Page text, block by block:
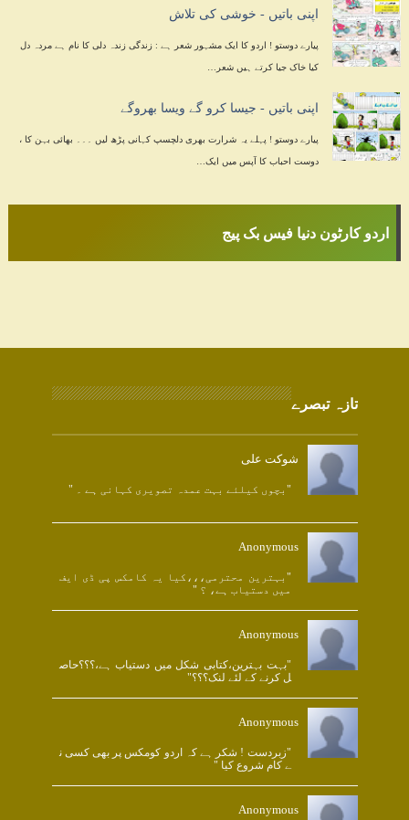
اپنی باتیں - خوشی کی تلاش
پیارے دوستو ! اردو کا ایک مشہور شعر ہے : زندگی زندہ دلی کا نام ہے مردہ دل
کیا خاک جیا کرتے ہیں شعر…
اپنی باتیں - جیسا کرو گے ویسا بھروگے
پیارے دوستو ! پہلے یہ شرارت بھری دلچسپ کہانی پڑھ لیں ۔۔۔ بھائی بہن کا ،
دوست احباب کا آپس میں ایک…
اردو کارٹون دنیا فیس بک پیج
تازہ تبصرے
شوکت علی
"بچوں کیلئے بہت عمدہ تصویری کہانی ہے ۔ "
Anonymous
"بہترین محترمی،،،کیا یہ کامکس پی ڈی ایف
میں دستیاب ہے، ؟ "
Anonymous
"بہت بہترین،کتابی شکل میں دستیاب ہے،؟؟؟حاص
ل کرنے کے لئے لنک؟؟؟"
Anonymous
"زبردست ! شکر ہے کہ اردو کومکس پر بھی کسی ن
ے کام شروع کیا "
Anonymous